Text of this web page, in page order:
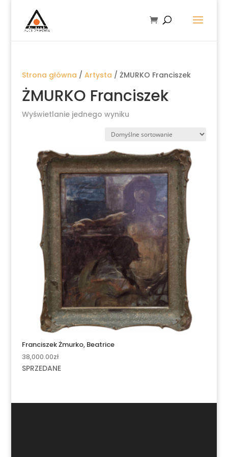
Strona główna / Artysta / ŻMURKO Franciszek
ŻMURKO Franciszek
Wyświetlanie jednego wyniku
Franciszek Żmurko, Beatrice
38,000.00zł
SPRZEDANE